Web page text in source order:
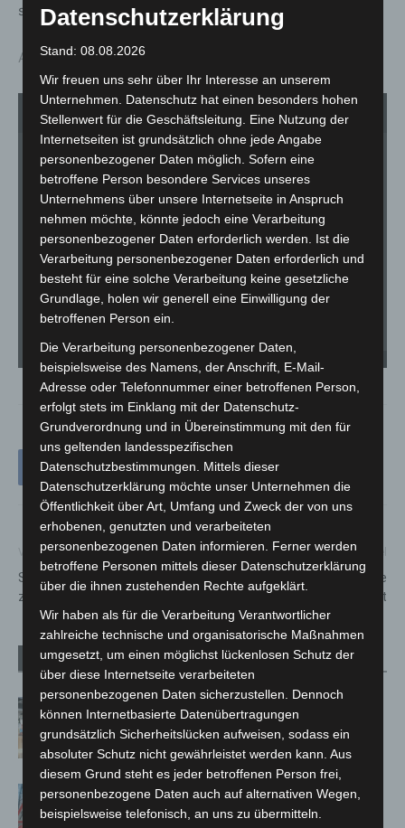
sinkenden Inzidenzwerten vor Ort weiterhin gelten.
Allgemeinverfgung_Warnstufe_2
1 von 1
Vorheriger Artikel
Spannende Wetteraussichten
zum Fest
Nächster Artikel
In der Ernst-August-Galerie
gibt es ein neues Impfangebot
Verwandte Artikel Mehr vom Autor
Kunst trifft Weingenuss: Barbara-
Susann Mehring zeigt ihre Werke im
Jacques’ Wein-Depot Isernhagen
A2: Zweite Turbobaustelle startet
zwischen Hannover-West und
Datenschutzerklärung
Stand: 08.08.2026
Wir freuen uns sehr über Ihr Interesse an unserem
Unternehmen. Datenschutz hat einen besonders hohen
Stellenwert für die Geschäftsleitung. Eine Nutzung der
Internetseiten ist grundsätzlich ohne jede Angabe
personenbezogener Daten möglich. Sofern eine
betroffene Person besondere Services unseres
Unternehmens über unsere Internetseite in Anspruch
nehmen möchte, könnte jedoch eine Verarbeitung
personenbezogener Daten erforderlich werden. Ist die
Verarbeitung personenbezogener Daten erforderlich und
besteht für eine solche Verarbeitung keine gesetzliche
Grundlage, holen wir generell eine Einwilligung der
betroffenen Person ein.
Die Verarbeitung personenbezogener Daten,
beispielsweise des Namens, der Anschrift, E-Mail-
Adresse oder Telefonnummer einer betroffenen Person,
erfolgt stets im Einklang mit der Datenschutz-
Grundverordnung und in Übereinstimmung mit den für
uns geltenden landesspezifischen
Datenschutzbestimmungen. Mittels dieser
Datenschutzerklärung möchte unser Unternehmen die
Öffentlichkeit über Art, Umfang und Zweck der von uns
erhobenen, genutzten und verarbeiteten
personenbezogenen Daten informieren. Ferner werden
betroffene Personen mittels dieser Datenschutzerklärung
über die ihnen zustehenden Rechte aufgeklärt.
Wir haben als für die Verarbeitung Verantwortlicher
zahlreiche technische und organisatorische Maßnahmen
umgesetzt, um einen möglichst lückenlosen Schutz der
über diese Internetseite verarbeiteten
personenbezogenen Daten sicherzustellen. Dennoch
können Internetbasierte Datenübertragungen
grundsätzlich Sicherheitslücken aufweisen, sodass ein
absoluter Schutz nicht gewährleistet werden kann. Aus
diesem Grund steht es jeder betroffenen Person frei,
personenbezogene Daten auch auf alternativen Wegen,
beispielsweise telefonisch, an uns zu übermitteln.